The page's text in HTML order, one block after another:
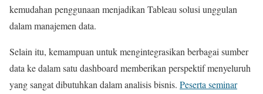
kemudahan penggunaan menjadikan Tableau solusi unggulan
dalam manajemen data.
Selain itu, kemampuan untuk mengintegrasikan berbagai sumber
data ke dalam satu dashboard memberikan perspektif menyeluruh
yang sangat dibutuhkan dalam analisis bisnis. Peserta seminar